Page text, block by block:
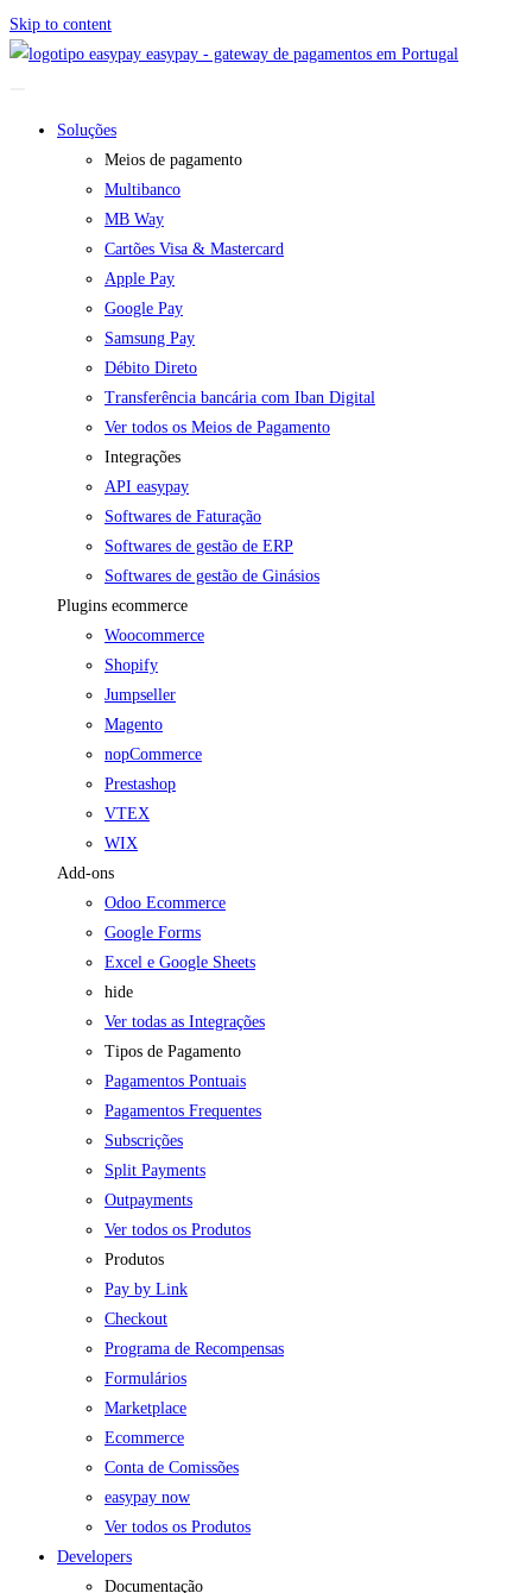
Skip to content
easypay - gateway de pagamentos em Portugal
Soluções
Meios de pagamento
Multibanco
MB Way
Cartões Visa & Mastercard
Apple Pay
Google Pay
Samsung Pay
Débito Direto
Transferência bancária com Iban Digital
Ver todos os Meios de Pagamento
Integrações
API easypay
Softwares de Faturação
Softwares de gestão de ERP
Softwares de gestão de Ginásios
Plugins ecommerce
Woocommerce
Shopify
Jumpseller
Magento
nopCommerce
Prestashop
VTEX
WIX
Add-ons
Odoo Ecommerce
Google Forms
Excel e Google Sheets
hide
Ver todas as Integrações
Tipos de Pagamento
Pagamentos Pontuais
Pagamentos Frequentes
Subscrições
Split Payments
Outpayments
Ver todos os Produtos
Produtos
Pay by Link
Checkout
Programa de Recompensas
Formulários
Marketplace
Ecommerce
Conta de Comissões
easypay now
Ver todos os Produtos
Developers
Documentação